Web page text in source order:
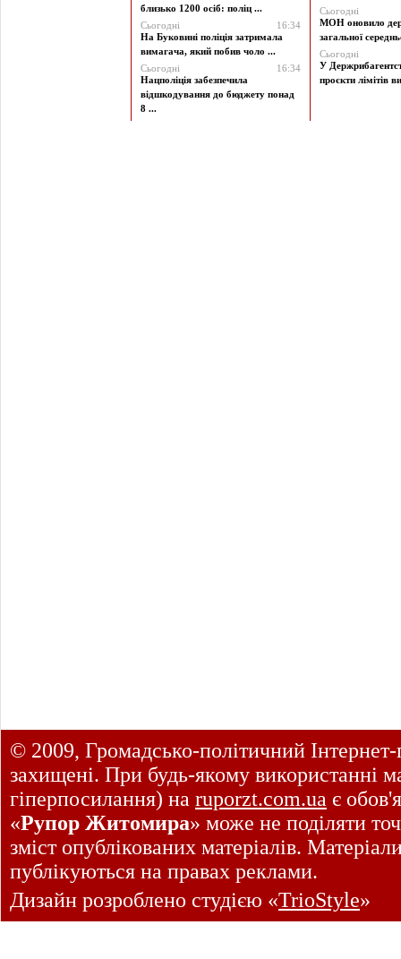
близько 1200 осіб: поліц ...
Сьогодні
16:34
На Буковині поліція затримала
вимагача, який побив чоло ...
Сьогодні
16:34
Нацполіція забезпечила
відшкодування до бюджету понад
8 ...
Сьогодні
МОН оновило
загальної
Сьогодні
У
проєкти лімітів
© 2009, Громадсько-політичний
захищені. При будь-якому використанні
гіперпосилання) на ruporzt.com.ua є
«Рупор Житомира» може не поділяти
зміст опублікованих матеріалів.
публікуються на правах реклами.
Дизайн розроблено студією «TrioStyle»